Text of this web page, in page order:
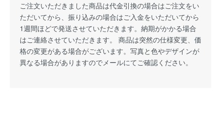
ご注文いただきました商品は代金引換の場合はご注文をい
ただいてから、振り込みの場合はご入金をいただいてから
1週間ほどで発送させていただきます。納期がかかる場合
はご連絡させていただきます。 商品は突然の仕様変更、価
格の変更がある場合がございます。写真と色やデザインが
異なる場合がありますのでメールにてご確認ください。